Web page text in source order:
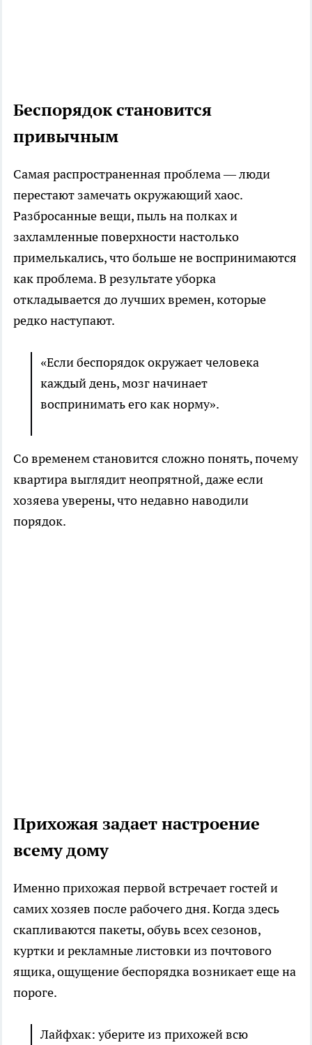
Беспорядок становится
привычным
Самая распространенная проблема — люди
перестают замечать окружающий хаос.
Разбросанные вещи, пыль на полках и
захламленные поверхности настолько
примелькались, что больше не воспринимаются
как проблема. В результате уборка
откладывается до лучших времен, которые
редко наступают.
«Если беспорядок окружает человека
каждый день, мозг начинает
воспринимать его как норму».
Со временем становится сложно понять, почему
квартира выглядит неопрятной, даже если
хозяева уверены, что недавно наводили
порядок.
Прихожая задает настроение
всему дому
Именно прихожая первой встречает гостей и
самих хозяев после рабочего дня. Когда здесь
скапливаются пакеты, обувь всех сезонов,
куртки и рекламные листовки из почтового
ящика, ощущение беспорядка возникает еще на
пороге.
Лайфхак: уберите из прихожей всю